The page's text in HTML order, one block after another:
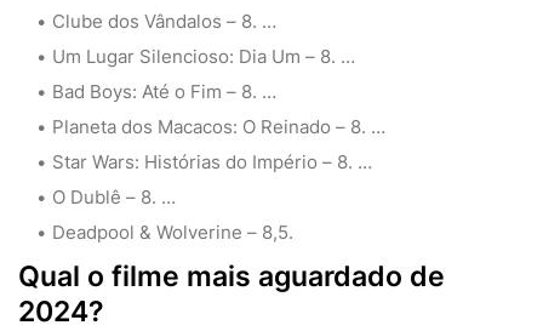
Clube dos Vândalos – 8. …
Um Lugar Silencioso: Dia Um – 8. …
Bad Boys: Até o Fim – 8. …
Planeta dos Macacos: O Reinado – 8. …
Star Wars: Histórias do Império – 8. …
O Dublê – 8. …
Deadpool & Wolverine – 8,5.
Qual o filme mais aguardado de
2024?